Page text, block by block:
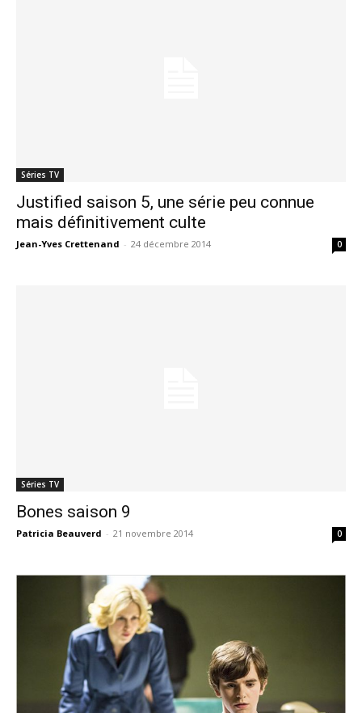
Séries TV
Justified saison 5, une série peu connue
mais définitivement culte
Jean-Yves Crettenand - 24 décembre 2014 0
Séries TV
Bones saison 9
Patricia Beauverd - 21 novembre 2014 0